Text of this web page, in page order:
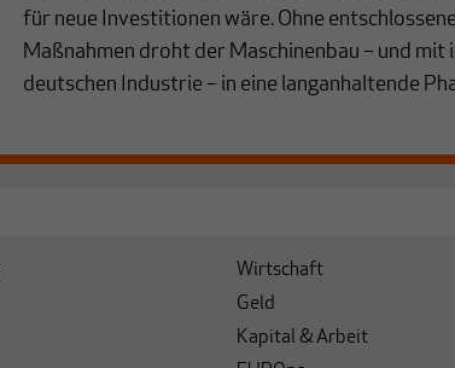
für neue Investitionen wäre. Ohne
Maßnahmen droht der Maschinenbau – und mit
deutschen Industrie – in eine langanhaltende
Wirtschaft
Geld
Kapital & Arbeit